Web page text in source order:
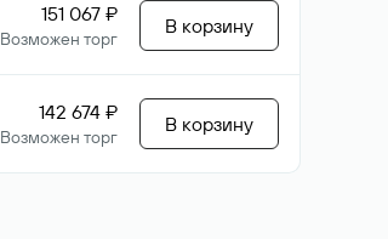
151 067 ₽
Возможен торг
В корзину
142 674 ₽
Возможен торг
В корзину